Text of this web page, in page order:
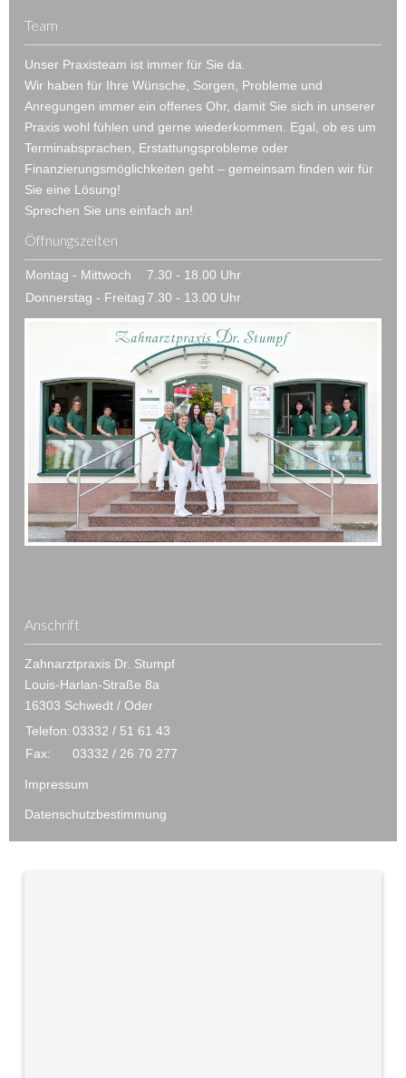
Team
Unser Praxisteam ist immer für Sie da.
Wir haben für Ihre Wünsche, Sorgen, Probleme und
Anregungen immer ein offenes Ohr, damit Sie sich in unserer
Praxis wohl fühlen und gerne wiederkommen. Egal, ob es um
Terminabsprachen, Erstattungsprobleme oder
Finanzierungsmöglichkeiten geht – gemeinsam finden wir für
Sie eine Lösung!
Sprechen Sie uns einfach an!
Öffnungszeiten
Montag - Mittwoch
7.30 - 18.00 Uhr
Donnerstag - Freitag 7.30 - 13.00 Uhr
Anschrift
Zahnarztpraxis Dr. Stumpf
Louis-Harlan-Straße 8a
16303 Schwedt / Oder
Telefon:03332 / 51 61 43
Fax:
03332 / 26 70 277
Impressum
Datenschutzbestimmung